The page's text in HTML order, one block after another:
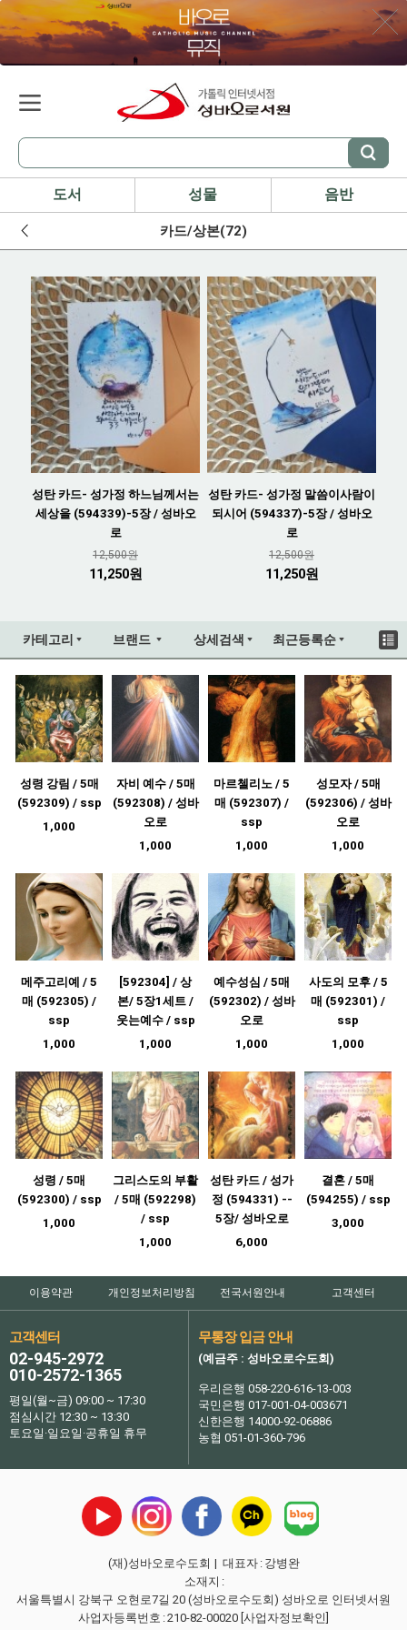
도서 성물 음반
카드/상본(72)
성탄 카드- 성가정 하느님께서는
세상을 (594339)-5장 / 성바오
로
12,500원
11,250원
성탄 카드- 성가정 말씀이사람이
되시어 (594337)-5장 / 성바오
로
12,500원
11,250원
카테고리 브랜드 상세검색 최근등록순
성령 강림 / 5매
(592309) / ssp
1,000
자비 예수 / 5매
(592308) / 성바
오로
1,000
마르첼리노 / 5
매 (592307) /
ssp
1,000
성모자 / 5매
(592306) / 성바
오로
1,000
메주고리예 / 5
매 (592305) /
ssp
1,000
[592304] / 상
본/ 5장1세트 /
웃는예수 / ssp
1,000
예수성심 / 5매
(592302) / 성바
오로
1,000
사도의 모후 / 5
매 (592301) /
ssp
1,000
성령 / 5매
(592300) / ssp
1,000
그리스도의 부활
/ 5매 (592298)
/ ssp
1,000
성탄 카드 / 성가
정 (594331) --
5장/ 성바오로
6,000
결혼 / 5매
(594255) / ssp
3,000
이용약관 개인정보처리방침 전국서원안내 고객센터
고객센터
02-945-2972
010-2572-1365
평일(월~금) 09:00 ~ 17:30
점심시간 12:30 ~ 13:30
토요일·일요일·공휴일 휴무
무통장 입금 안내
(예금주 : 성바오로수도회)
우리은행 058-220-616-13-003
국민은행 017-001-04-003671
신한은행 14000-92-06886
농협 051-01-360-796
(재)성바오로수도회 | 대표자 : 강병완
소재지 :
서울특별시 강북구 오현로7길 20 (성바오로수도회) 성바오로 인터넷서원
사업자등록번호 :210-82-00020 [사업자정보확인]